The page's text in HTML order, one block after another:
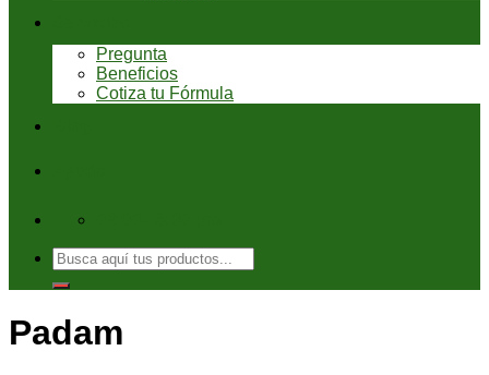
Pregunta
Beneficios
Cotiza tu Fórmula
Buscar
por:
Padam